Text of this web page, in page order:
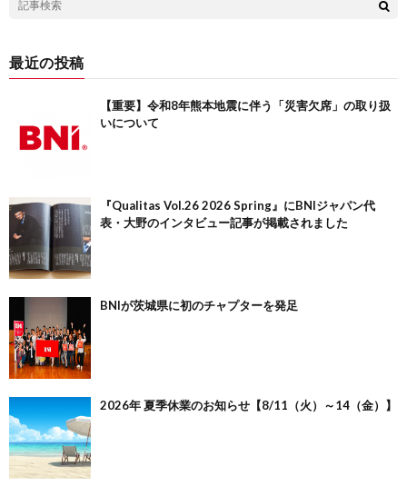
最近の投稿
【重要】令和8年熊本地震に伴う「災害欠席」の取り扱
いについて
『Qualitas Vol.26 2026 Spring』にBNIジャパン代
表・大野のインタビュー記事が掲載されました
BNIが茨城県に初のチャプターを発足
2026年 夏季休業のお知らせ【8/11（火）～14（金）】